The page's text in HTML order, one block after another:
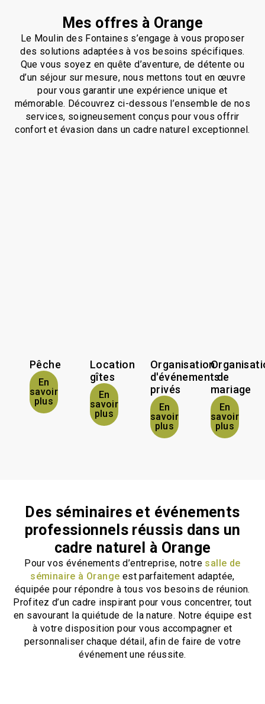
Mes offres à Orange
Le Moulin des Fontaines s’engage à vous proposer
des solutions adaptées à vos besoins spécifiques.
Que vous soyez en quête d’aventure, de détente ou
d’un séjour sur mesure, nous mettons tout en œuvre
pour vous garantir une expérience unique et
mémorable. Découvrez ci-dessous l’ensemble de nos
services, soigneusement conçus pour vous offrir
confort et évasion dans un cadre naturel exceptionnel.
Pêche
En
savoir
plus
Location
gîtes
En
savoir
plus
Organisation
d'événements
privés
En
savoir
plus
de
mariage
En
savoir
plus
Des séminaires et événements
professionnels réussis dans un
cadre naturel à Orange
Pour vos événements d’entreprise, notre salle de
séminaire à Orange est parfaitement adaptée,
équipée pour répondre à tous vos besoins de réunion.
Profitez d’un cadre inspirant pour vous concentrer, tout
en savourant la quiétude de la nature. Notre équipe est
à votre disposition pour vous accompagner et
personnaliser chaque détail, afin de faire de votre
événement une réussite.